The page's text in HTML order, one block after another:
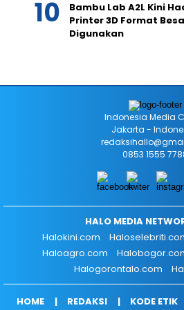
Bambu Lab A2L Kini
Printer 3D Format
Digunakan
Indonesia Media
Jakarta -
0853 1555
HALO MEDIA
Halokini.com
Haloagro.com
Halogorontalo.com
HOME REDAKSI KODE ETIK